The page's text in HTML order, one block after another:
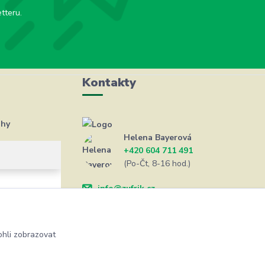
Kontakty
Helena Bayerová
+420 604 711 491
(Po-Čt, 8-16 hod.)
info@zufrik.cz
zobrazovat